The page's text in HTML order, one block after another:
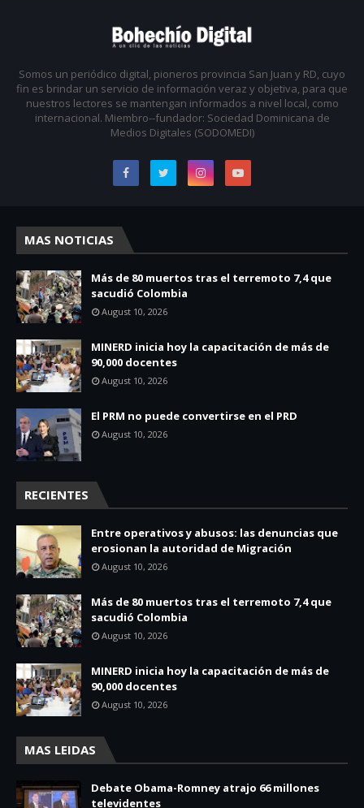
Somos un periódico digital, pioneros provincia San Juan y RD, cuyo
fin es brindar un servicio de información veraz y objetiva, para que
nuestros lectores se mantengan informados a nivel local, como
internacional. Miembro--fundador: Sociedad Dominicana de
Medios Digitales (SODOMEDI)
MAS NOTICIAS
Más de 80 muertos tras el terremoto 7,4 que
sacudió Colombia
August 10, 2026
MINERD inicia hoy la capacitación de más de
90,000 docentes
August 10, 2026
El PRM no puede convertirse en el PRD
August 10, 2026
RECIENTES
Entre operativos y abusos: las denuncias que
erosionan la autoridad de Migración
August 10, 2026
Más de 80 muertos tras el terremoto 7,4 que
sacudió Colombia
August 10, 2026
MINERD inicia hoy la capacitación de más de
90,000 docentes
August 10, 2026
MAS LEIDAS
Debate Obama-Romney atrajo 66 millones
televidentes